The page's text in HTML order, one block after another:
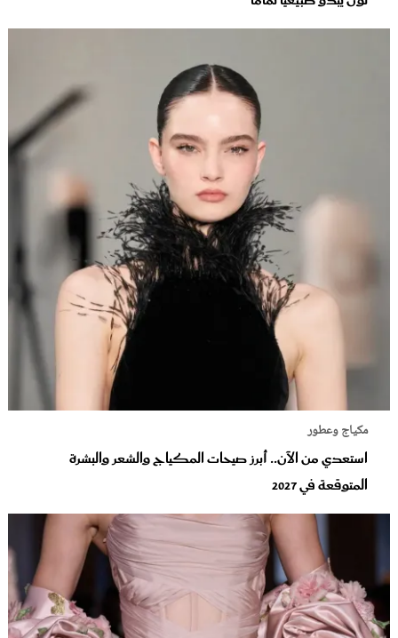
مكياج وعطور
استعدي من الآن.. أبرز صيحات المكياج والشعر والبشرة
المتوقعة في 2027